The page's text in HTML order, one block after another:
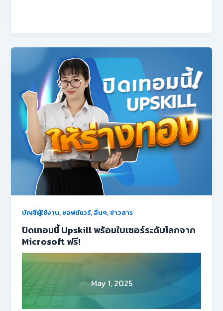
บัญชีผู้ใช้งาน, ซอฟต์แวร์, อื่นๆ, ข่าวสาร
ปิดเทอมนี้ Upskill พร้อมใบเซอร์ระดับโลกจาก
Microsoft ฟรี!
May 1, 2025